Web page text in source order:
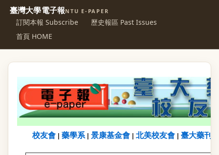
臺灣大學電子報NTU E-PAPER
訂閱本報 Subscribe
歷史報區 Past Issues
首頁 HOME
校友會 藥學系| 景康基金會 北美校友會 臺大藥刊